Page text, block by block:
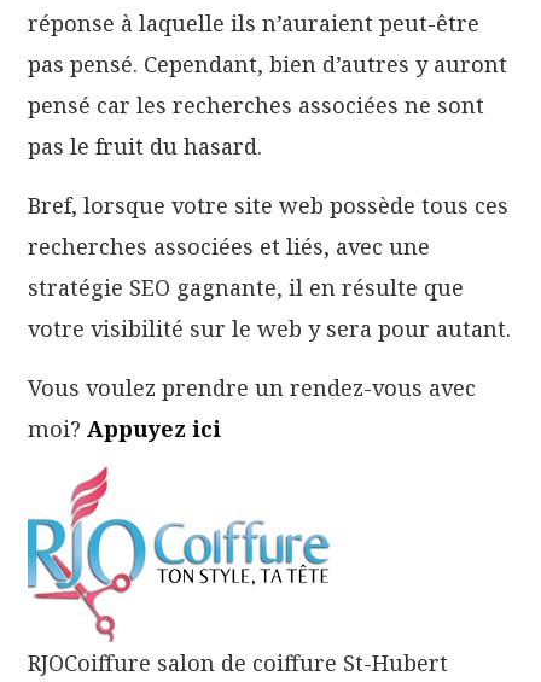
réponse à laquelle ils n’auraient peut-être
pas pensé. Cependant, bien d’autres y auront
pensé car les recherches associées ne sont
pas le fruit du hasard.
Bref, lorsque votre site web possède tous ces
recherches associées et liés, avec une
stratégie SEO gagnante, il en résulte que
votre visibilité sur le web y sera pour autant.
Vous voulez prendre un rendez-vous avec
moi? Appuyez ici
RJOCoiffure salon de coiffure St-Hubert